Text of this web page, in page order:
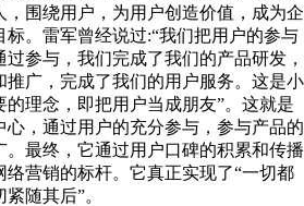
围绕用户，为用户创造价值，成为企
。雷军曾经说过:“我们把用户的参与
参与，我们完成了我们的产品研发，
推广，完成了我们的用户服务。这是小
理念，即把用户当成朋友”。这就是
，通过用户的充分参与，参与产品的
最终，它通过用户口碑的积累和传播
络营销的标杆。它真正实现了“一切都
随其后”。